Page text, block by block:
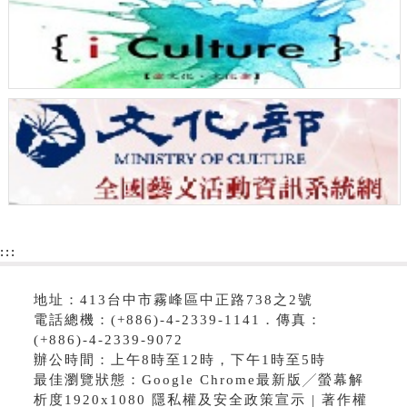
:::
地址：413台中市霧峰區中正路738之2號
電話總機：(+886)-4-2339-1141．傳真：
(+886)-4-2339-9072
辦公時間：上午8時至12時，下午1時至5時
最佳瀏覽狀態：Google Chrome最新版╱螢幕解
析度1920x1080 隱私權及安全政策宣示 | 著作權